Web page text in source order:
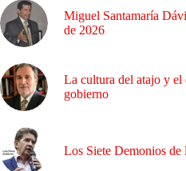
Miguel Santamaría
de 2026
La cultura del atajo y el
gobierno
Los Siete Demonios de